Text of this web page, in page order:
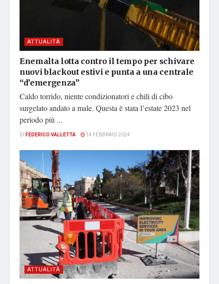
ATTUALITÀ
Enemalta lotta contro il tempo per schivare
nuovi blackout estivi e punta a una centrale
“d’emergenza”
Caldo torrido, niente condizionatori e chili di cibo
surgelato andato a male. Questa è stata l’estate 2023 nel
periodo più ...
DI FEDERICO VALLETTA 14 FEBBRAIO 2024
ATTUALITÀ